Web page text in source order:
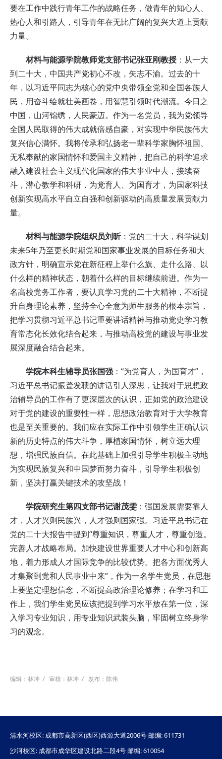
要在工作中践行青年工作的战略任务，做青年的知心人、
热心人和引路人，引导青年在无比广阔的复兴大道上贡献
力量。
材料与能源学院教师党支部书记张亚刚教授 ：从一大
到二十大，中国共产党初心不改，矢志不渝。过去的十
年，以习近平同志为核心的党中央带领全党和全国各族人
民，用奋斗绘就壮美画卷，用智慧引领时代潮流。今日之
中国，山河锦绣，人民豪迈。作为一名党员，我为党领导
全国人民取得的伟大成就倍感自豪，对实现中华民族伟大
复兴信心满怀。我将传承和弘扬老一辈科学家胸怀祖国、
无私奉献的家国情怀和爱国主义精神，把自己的科学追求
融入建设社会主义现代化国家的伟大事业中去，接续奋
斗，潜心教学和科研，为党育人、为国育才，为国家科技
创新实现高水平自立自强和创新驱动的高质量发展贡献力
量。
材料与能源学院组织员刘昕 ：党的二十大，科学谋划
未来5年乃至更长时期党和国家事业发展的目标任务和大
政方针，明确宣示党在新征程上举什么旗、走什么路、以
什么样的精神状态，朝着什么样的目标继续前进。作为一
名高校党务工作者，要认真学习党的二十大精神，不断提
升自身理论素养，坚持全心全意为师生服务的根本宗旨，
把学习贯彻习近平总书记重要讲话精神与推动党史学习教
育常态化长效化结合起来，与推动高校党的建设与事业发
展深度融合结合起来。
学院本科生辅导员张国强 ：“为党育人，为国育才”，
习近平总书记振聋发聩的讲话引人深思，让我对于思想政
治辅导员的工作有了更深层次的认识，正如党的政治建设
对于党的建设的重要性一样，思想政治教育对于大学教育
也是至关重要的。我们应在实际工作中引领学生正确认识
新的历史特点的伟大斗争，厚植家国情怀，树立远大理
想，增强民族自信。在此基础上加强引导学生积极主动地
为实现民族复兴和中国梦而努力奋斗，引导学生积极创
新，坚决打赢关键技术的攻坚战！
学院研究生第四支部书记谢茂雯 ：强国发展需要靠人
才，人才兴则民族兴，人才强则国家强。习近平总书记在
党的二十大报告中提到“尊重知识，尊重人才，尊重创造。
完善人才战略布局。加快建设世界重要人才中心和创新高
地，着力形成人才国际竞争的比较优势。把各方面优秀人
才集聚到党和人民事业中来”，作为一名学生党员，在思想
上要坚定理想信念，不断提高政治理论修养；在学习和工
作上，我们学生党员应该把提到学习水平放在第一位，深
入学习专业知识，用专业知识武装头脑，牢固树立终身学
习的观念。
编辑：林坤 / 审核：林坤 / 发布：陈伟
清水河校区: 成都市高新区(西区)西源大道2006号 邮编: 611731
沙河校区: 成都市成华区建设北路二段4号 邮编: 610054